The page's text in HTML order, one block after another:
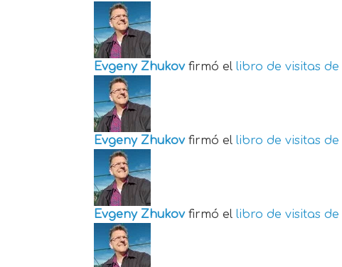
Evgeny Zhukov firmó el libro de visitas de
Evgeny Zhukov firmó el libro de visitas de
Evgeny Zhukov firmó el libro de visitas de